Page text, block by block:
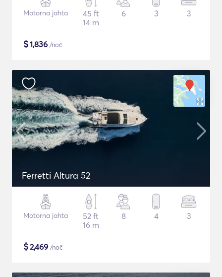
Motorna jahta
45 ft
14 m
6 3 3
$1,836 /noč
Ferretti Altura 52
Motorna jahta
52 ft
16 m
8 4 3
$2,469 /noč